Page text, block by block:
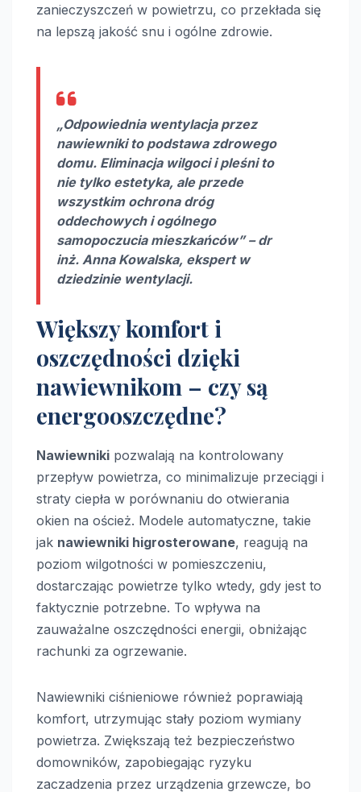
zanieczyszczeń w powietrzu, co przekłada się
na lepszą jakość snu i ogólne zdrowie.
„Odpowiednia wentylacja przez
nawiewniki to podstawa zdrowego
domu. Eliminacja wilgoci i pleśni to
nie tylko estetyka, ale przede
wszystkim ochrona dróg
oddechowych i ogólnego
samopoczucia mieszkańców” – dr
inż. Anna Kowalska, ekspert w
dziedzinie wentylacji.
Większy komfort i
oszczędności dzięki
nawiewnikom – czy są
energooszczędne?
Nawiewniki pozwalają na kontrolowany
przepływ powietrza, co minimalizuje przeciągi i
straty ciepła w porównaniu do otwierania
okien na oścież. Modele automatyczne, takie
jak nawiewniki higrosterowane, reagują na
poziom wilgotności w pomieszczeniu,
dostarczając powietrze tylko wtedy, gdy jest to
faktycznie potrzebne. To wpływa na
zauważalne oszczędności energii, obniżając
rachunki za ogrzewanie.
Nawiewniki ciśnieniowe również poprawiają
komfort, utrzymując stały poziom wymiany
powietrza. Zwiększają też bezpieczeństwo
domowników, zapobiegając ryzyku
zaczadzenia przez urządzenia grzewcze, bo